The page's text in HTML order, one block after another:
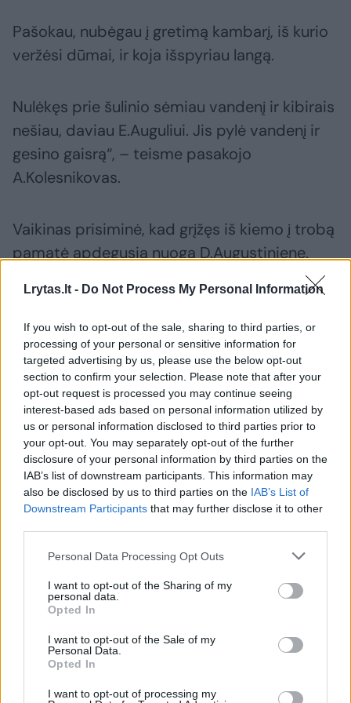
Lrytas.lt - Do Not Process My Personal Information
If you wish to opt-out of the sale, sharing to third parties, or
processing of your personal or sensitive information for
targeted advertising by us, please use the below opt-out
section to confirm your selection. Please note that after your
opt-out request is processed you may continue seeing
interest-based ads based on personal information utilized by
us or personal information disclosed to third parties prior to
your opt-out. You may separately opt-out of the further
disclosure of your personal information by third parties on the
IAB’s list of downstream participants. This information may
also be disclosed by us to third parties on the IAB’s List of
Downstream Participants that may further disclose it to other
Personal Data Processing Opt Outs
I want to opt-out of the Sharing of my
personal data.
Opted In
I want to opt-out of the Sale of my
Personal Data.
Opted In
I want to opt-out of processing my
Pašokau, nubėgau į gretimą kambarį, iš kurio
veržėsi dūmai, ir koja išspyriau langą.
Nulėkęs prie šulinio sėmiau vandenį ir kibirais
nešiau, daviau E.Auguliui. Jis pylė vandenį ir
gesino gaisrą“, – teisme pasakojo
A.Kolesnikovas.
Vaikinas prisiminė, kad grįžęs iš kiemo į trobą
pamatė apdegusią nuogą D.Augustinienę.
Paprašytas padėti ją nunešti į kitą kambarį
A.Kolesnikovas nesutiko. Jaunuolis sakė
bijojęs net prisiliesti prie dejuojančios
kaimynės.
Mušdavo draugę ir jos vaikus
Kaip tik tuo metu iš darbo į namus sugrįžo
jaunesnysis D.Augustinienės sūnus 20-metis
Paulius Augustinas.
Jis kieme pasitiko greitosios pagalbos
Pamatęs apdegusią motiną vaikinas